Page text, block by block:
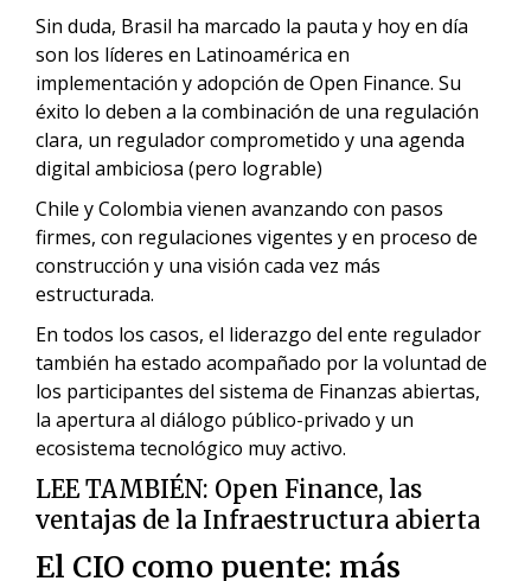
Sin duda, Brasil ha marcado la pauta y hoy en día
son los líderes en Latinoamérica en
implementación y adopción de Open Finance. Su
éxito lo deben a la combinación de una regulación
clara, un regulador comprometido y una agenda
digital ambiciosa (pero lograble)
Chile y Colombia vienen avanzando con pasos
firmes, con regulaciones vigentes y en proceso de
construcción y una visión cada vez más
estructurada.
En todos los casos, el liderazgo del ente regulador
también ha estado acompañado por la voluntad de
los participantes del sistema de Finanzas abiertas,
la apertura al diálogo público-privado y un
ecosistema tecnológico muy activo.
LEE TAMBIÉN: Open Finance, las
ventajas de la Infraestructura abierta
El CIO como puente: más